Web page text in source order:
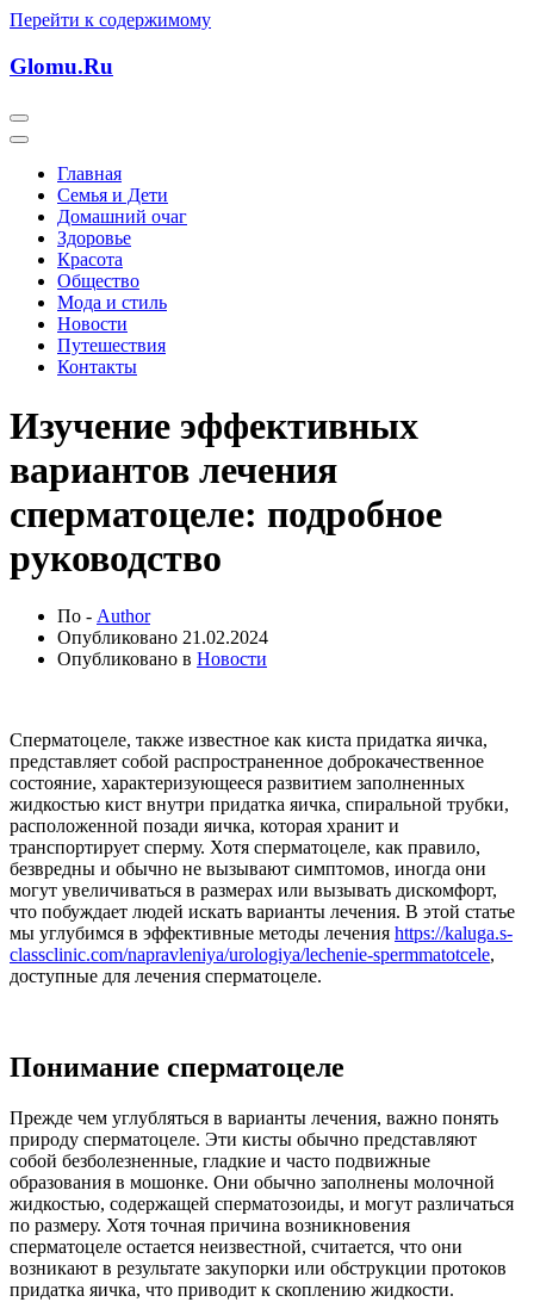
Перейти к содержимому
Glomu.Ru
Главная
Семья и Дети
Домашний очаг
Здоровье
Красота
Общество
Мода и стиль
Новости
Путешествия
Контакты
Изучение эффективных
вариантов лечения
сперматоцеле: подробное
руководство
По - Author
Опубликовано 21.02.2024
Опубликовано в Новости
Сперматоцеле, также известное как киста придатка яичка,
представляет собой распространенное доброкачественное
состояние, характеризующееся развитием заполненных
жидкостью кист внутри придатка яичка, спиральной трубки,
расположенной позади яичка, которая хранит и
транспортирует сперму. Хотя сперматоцеле, как правило,
безвредны и обычно не вызывают симптомов, иногда они
могут увеличиваться в размерах или вызывать дискомфорт,
что побуждает людей искать варианты лечения. В этой статье
мы углубимся в эффективные методы лечения https://kaluga.s-
classclinic.com/napravleniya/urologiya/lechenie-spermmatotcele,
доступные для лечения сперматоцеле.
Понимание сперматоцеле
Прежде чем углубляться в варианты лечения, важно понять
природу сперматоцеле. Эти кисты обычно представляют
собой безболезненные, гладкие и часто подвижные
образования в мошонке. Они обычно заполнены молочной
жидкостью, содержащей сперматозоиды, и могут различаться
по размеру. Хотя точная причина возникновения
сперматоцеле остается неизвестной, считается, что они
возникают в результате закупорки или обструкции протоков
придатка яичка, что приводит к скоплению жидкости.